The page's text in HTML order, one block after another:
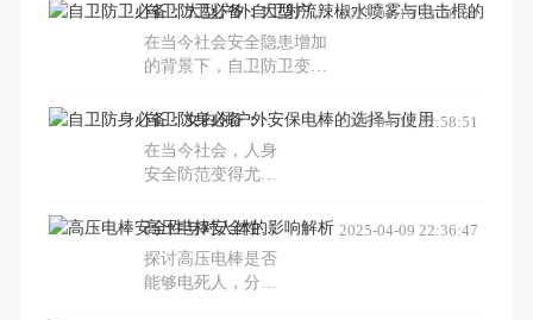
白领户外自卫防身
电棍的重要性，包
括高压电击棒和女
性口红电击棍等多
根据个人需求挑选
合适的防身工具。
自卫防卫必备：大型户外自卫射流辣椒水喷雾与电击棍的选择指南
在当今社会安全隐患增加
的背景下，自卫防卫变得
型户外自卫射流辣椒水喷
雾和电击棍等自卫工具的
选择和使用，帮助人们在
紧急情况下保护自己。
2025-04-10 22:58:59
自卫防身必备：女白领户外安保电棒的选择与使用
在当今社会，人身
安全防范变得尤为
而言，选择一款合
适的户外自卫安保
电棒是保障个人安
全的重要手段。本
2025-04-10 22:58:51
高压电棒安全性与对人体的影响解析
探讨高压电棒是否
能够电死人，分析
2025-04-09 22:36:47